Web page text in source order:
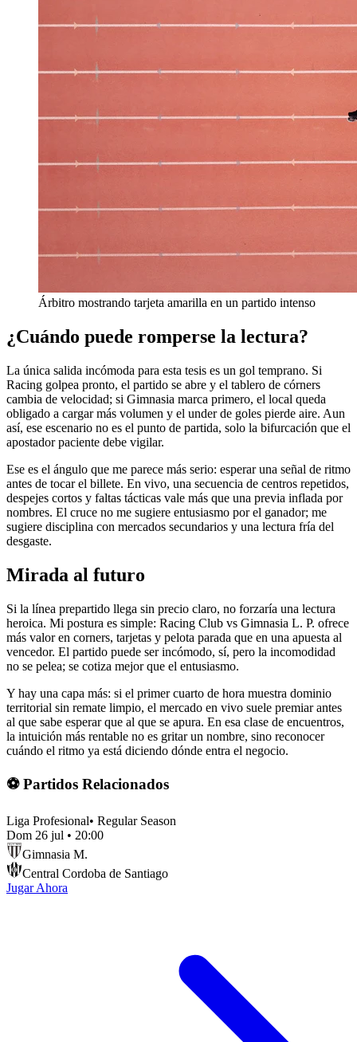
Árbitro mostrando tarjeta amarilla en un partido intenso
¿Cuándo puede romperse la lectura?
La única salida incómoda para esta tesis es un gol temprano. Si
Racing golpea pronto, el partido se abre y el tablero de córners
cambia de velocidad; si Gimnasia marca primero, el local queda
obligado a cargar más volumen y el under de goles pierde aire. Aun
así, ese escenario no es el punto de partida, solo la bifurcación que el
apostador paciente debe vigilar.
Ese es el ángulo que me parece más serio: esperar una señal de ritmo
antes de tocar el billete. En vivo, una secuencia de centros repetidos,
despejes cortos y faltas tácticas vale más que una previa inflada por
nombres. El cruce no me sugiere entusiasmo por el ganador; me
sugiere disciplina con mercados secundarios y una lectura fría del
desgaste.
Mirada al futuro
Si la línea prepartido llega sin precio claro, no forzaría una lectura
heroica. Mi postura es simple: Racing Club vs Gimnasia L. P. ofrece
más valor en corners, tarjetas y pelota parada que en una apuesta al
vencedor. El partido puede ser incómodo, sí, pero la incomodidad
no se pelea; se cotiza mejor que el entusiasmo.
Y hay una capa más: si el primer cuarto de hora muestra dominio
territorial sin remate limpio, el mercado en vivo suele premiar antes
al que sabe esperar que al que se apura. En esa clase de encuentros,
la intuición más rentable no es gritar un nombre, sino reconocer
cuándo el ritmo ya está diciendo dónde entra el negocio.
⚽ Partidos Relacionados
Liga Profesional• Regular Season
Dom 26 jul • 20:00
Gimnasia M.
Central Cordoba de Santiago
Jugar Ahora